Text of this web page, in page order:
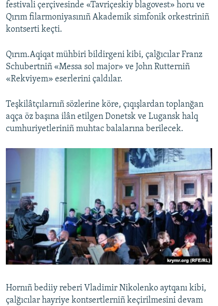
RFE/RS bütün saytları
festivali çerçivesinde «Tavriçeskiy blagovest» horu ve
Qırım filarmoniyasınıñ Akademik simfonik orkestriniñ
kontserti keçti.
Qırım.Aqiqat mühbiri bildirgeni kibi, çalğıcılar Franz
Schubertniñ «Messa sol major» ve John Rutterniñ
«Rekviyem» eserlerini çaldılar.
Teşkilâtçılarnıñ sözlerine köre, çıqışlardan toplanğan
aqça öz başına ilân etilgen Donetsk ve Lugansk halq
cumhuriyetleriniñ muhtac balalarına berilecek.
Hornıñ bediiy reberi Vladimir Nikolenko aytqanı kibi,
çalğıcılar hayriye kontsertlerniñ keçirilmesini devam